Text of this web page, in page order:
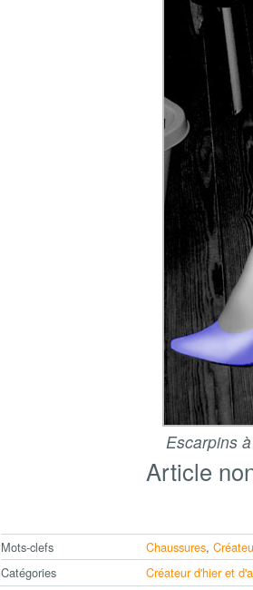
Escarpins
Article
Mots-clefs Chaussures,
Catégories
Créateur d'hier et